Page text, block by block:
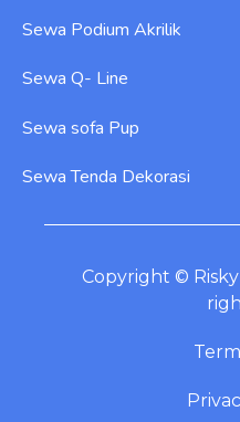
Sewa Podium Akrilik
Sewa Q- Line
Sewa sofa Pup
Sewa Tenda Dekorasi
Copyright ©